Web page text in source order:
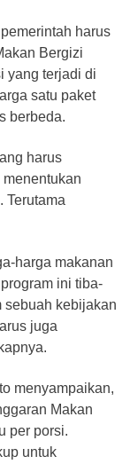
harus
Bergizi
yang terjadi di
satu paket
berbeda.
harus
Terutama
harga makanan
ini tiba-
sebuah kebijakan
juga
menyampaikan,
Makan
per porsi.
untuk